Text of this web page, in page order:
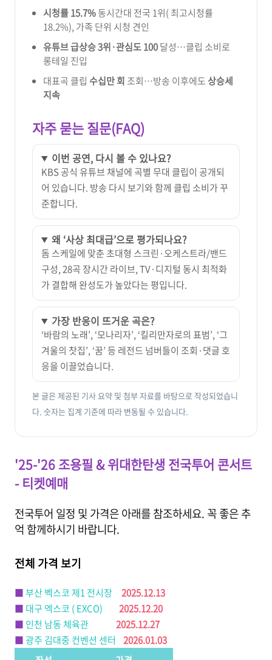
시청률 15.7%동시간대 전국 1위( 최고시청률
18.2%), 가족 단위 시청 견인
유튜브 급상승 3위·관심도 100달성…클립 소비로
롱테일 진입
대표곡 클립 수십만 회조회…방송 이후에도상승세
지속
자주 묻는 질문(FAQ)
이번 공연, 다시 볼 수 있나요?
KBS 공식 유튜브 채널에 곡별 무대 클립이 공개되
어 있습니다. 방송 다시 보기와 함께 클립 소비가 꾸
준합니다.
왜 ‘사상 최대급’으로 평가되나요?
돔 스케일에 맞춘 초대형 스크린·오케스트라/밴드
구성, 28곡 장시간 라이브, TV·디지털 동시 최적화
가 결합해 완성도가 높았다는 평입니다.
가장 반응이 뜨거운 곡은?
‘바람의 노래’, ‘모나리자’, ‘킬리만자로의 표범’, ‘그
겨울의 찻집’, ‘꿈’ 등 레전드 넘버들이 조회·댓글 호
응을 이끌었습니다.
본 글은 제공된 기사 요약 및 첨부 자료를 바탕으로 작성되었습니
다. 숫자는 집계 기준에 따라 변동될 수 있습니다.
'25-'26 조용필 & 위대한탄생 전국투어 콘서트
- 티켓예매
전국투어 일정 및 가격은 아래를 참조하세요. 꼭 좋은 추
억 함께하시기 바랍니다.
전체 가격 보기
■부산 벡스코 제1 전시장
2025.12.13
■ 대구 엑스코 ( EXCO)
2025.12.20
■ 인천 남동 체육관
2025.12.27
■광주 김대중 컨벤션 센터
2026.01.03